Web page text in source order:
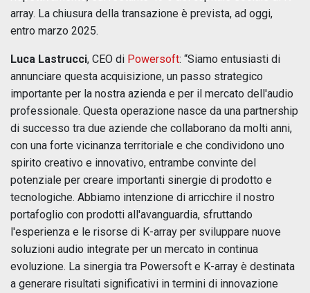
array. La chiusura della transazione è prevista, ad oggi,
entro marzo 2025.
Luca Lastrucci, CEO di Powersoft: “Siamo entusiasti di
annunciare questa acquisizione, un passo strategico
importante per la nostra azienda e per il mercato dell'audio
professionale. Questa operazione nasce da una partnership
di successo tra due aziende che collaborano da molti anni,
con una forte vicinanza territoriale e che condividono uno
spirito creativo e innovativo, entrambe convinte del
potenziale per creare importanti sinergie di prodotto e
tecnologiche. Abbiamo intenzione di arricchire il nostro
portafoglio con prodotti all'avanguardia, sfruttando
l'esperienza e le risorse di K-array per sviluppare nuove
soluzioni audio integrate per un mercato in continua
evoluzione. La sinergia tra Powersoft e K-array è destinata
a generare risultati significativi in termini di innovazione